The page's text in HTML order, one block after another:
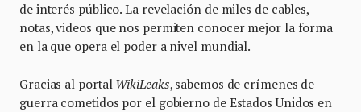
de interés público. La revelación de miles de cables,
notas, videos que nos permiten conocer mejor la forma
en la que opera el poder a nivel mundial.
Gracias al portal WikiLeaks, sabemos de crímenes de
guerra cometidos por el gobierno de Estados Unidos en